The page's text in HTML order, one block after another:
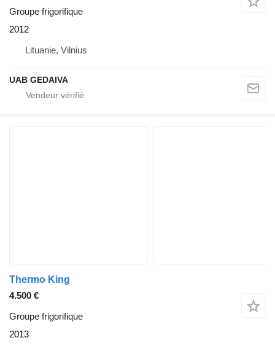
Groupe frigorifique
2012
Lituanie, Vilnius
UAB GEDAIVA
Thermo King
4.500 €
Groupe frigorifique
2013